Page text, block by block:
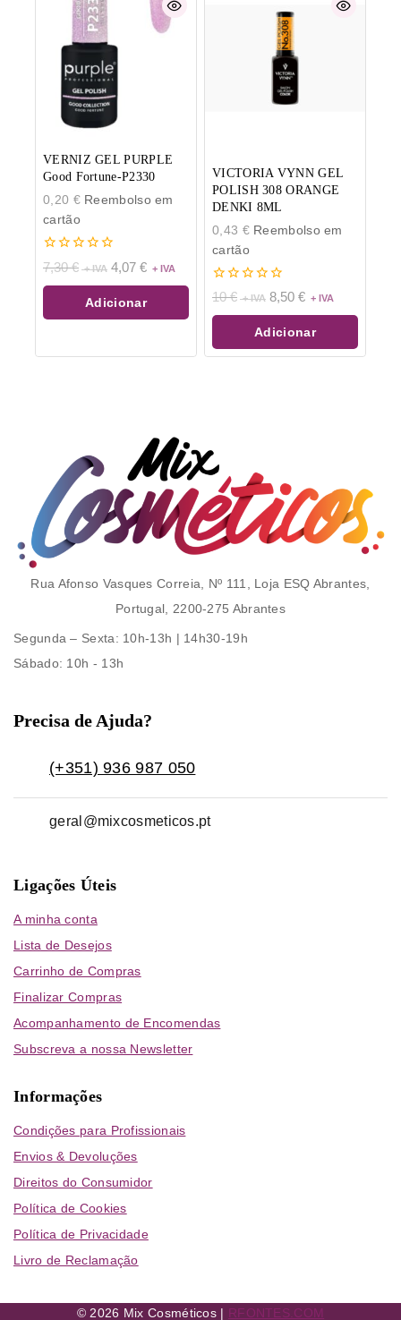
VERNIZ GEL PURPLE
Good Fortune-P2330
0,20 €Reembolso em
cartão
0
de
5
7,30€ 4,07 €
Adicionar
VICTORIA VYNN GEL
POLISH 308 ORANGE
DENKI 8ML
0,43 €Reembolso em
cartão
0
de
5
10€ 8,50 €
Adicionar
Rua Afonso Vasques Correia, Nº 111, Loja ESQ Abrantes,
Portugal, 2200-275 Abrantes
Segunda – Sexta: 10h-13h | 14h30-19h
Sábado: 10h - 13h
Precisa de Ajuda?
(+351) 936 987 050
geral@mixcosmeticos.pt
Ligações Úteis
A minha conta
Lista de Desejos
Carrinho de Compras
Finalizar Compras
Acompanhamento de Encomendas
Subscreva a nossa Newsletter
Informações
Condições para Profissionais
Envios & Devoluções
Direitos do Consumidor
Política de Cookies
Política de Privacidade
Livro de Reclamação
© 2026 Mix Cosméticos | RFONTES.COM